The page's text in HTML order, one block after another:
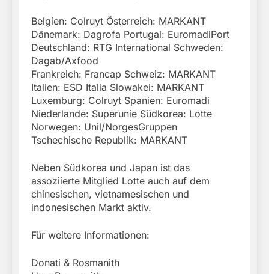
Belgien: Colruyt Österreich: MARKANT
Dänemark: Dagrofa Portugal: EuromadiPort
Deutschland: RTG International Schweden:
Dagab/Axfood
Frankreich: Francap Schweiz: MARKANT
Italien: ESD Italia Slowakei: MARKANT
Luxemburg: Colruyt Spanien: Euromadi
Niederlande: Superunie Südkorea: Lotte
Norwegen: Unil/NorgesGruppen
Tschechische Republik: MARKANT
Neben Südkorea und Japan ist das
assoziierte Mitglied Lotte auch auf dem
chinesischen, vietnamesischen und
indonesischen Markt aktiv.
Für weitere Informationen:
Donati & Rosmanith